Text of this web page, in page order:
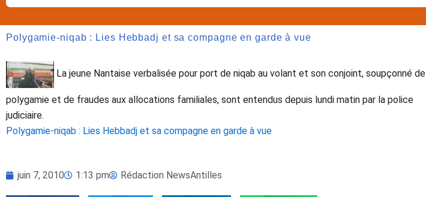
Polygamie-niqab : Lies Hebbadj et sa compagne en garde à vue
La jeune Nantaise verbalisée pour port de niqab au volant et son conjoint, soupçonné de
polygamie et de fraudes aux allocations familiales, sont entendus depuis lundi matin par la police
judiciaire.
Polygamie-niqab : Lies Hebbadj et sa compagne en garde à vue
juin 7, 2010 1:13 pm Rédaction NewsAntilles